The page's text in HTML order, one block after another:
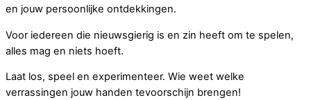
en jouw persoonlijke ontdekkingen.
Voor iedereen die nieuwsgierig is en zin heeft om te spelen,
alles mag en niets hoeft.
Laat los, speel en experimenteer. Wie weet welke
verrassingen jouw handen tevoorschijn brengen!